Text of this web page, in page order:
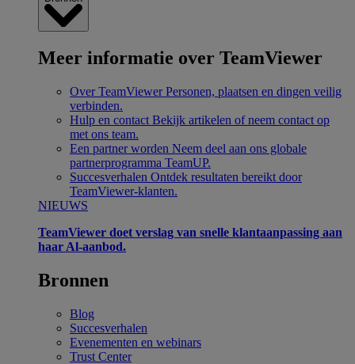
Meer informatie over TeamViewer
Over TeamViewer Personen, plaatsen en dingen veilig
verbinden.
Hulp en contact Bekijk artikelen of neem contact op
met ons team.
Een partner worden Neem deel aan ons globale
partnerprogramma TeamUP.
Succesverhalen Ontdek resultaten bereikt door
TeamViewer-klanten.
NIEUWS
TeamViewer doet verslag van snelle klantaanpassing aan
haar Al-aanbod.
Bronnen
Blog
Succesverhalen
Evenementen en webinars
Trust Center